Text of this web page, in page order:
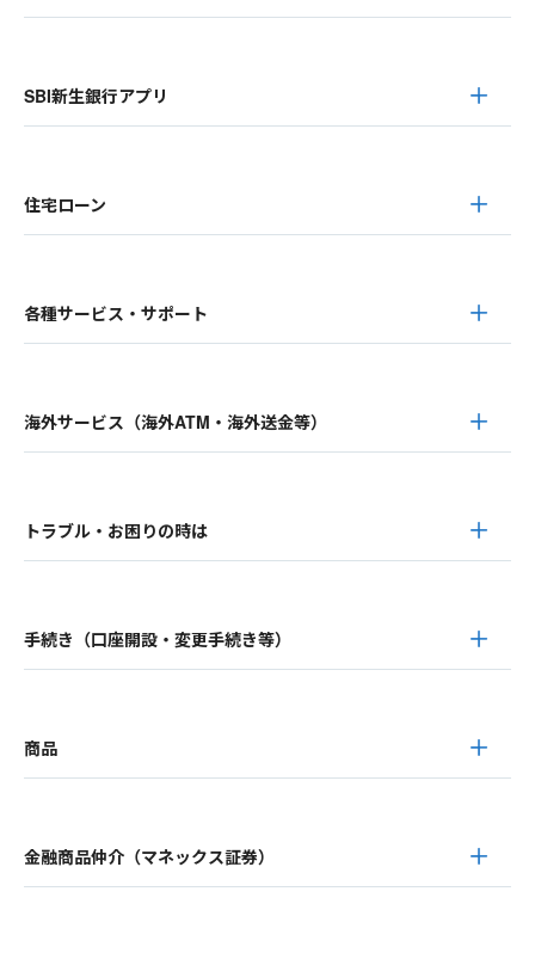
SBI新生銀行アプリ
住宅ローン
各種サービス・サポート
海外サービス（海外ATM・海外送金等）
トラブル・お困りの時は
手続き（口座開設・変更手続き等）
商品
金融商品仲介（マネックス証券）